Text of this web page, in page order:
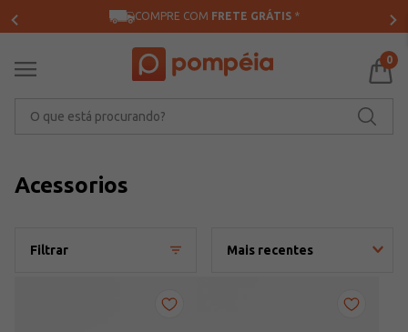
COMPRE COM FRETE GRÁTIS*
0
Acessorios
Filtrar Mais recentes